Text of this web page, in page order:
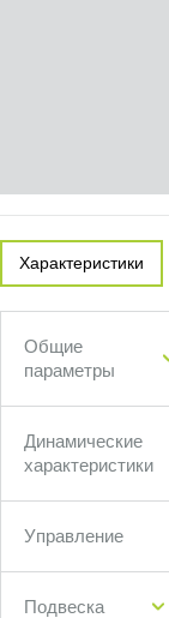
Характеристики
Общие
параметры
Динамические
характеристики
Управление
Подвеска